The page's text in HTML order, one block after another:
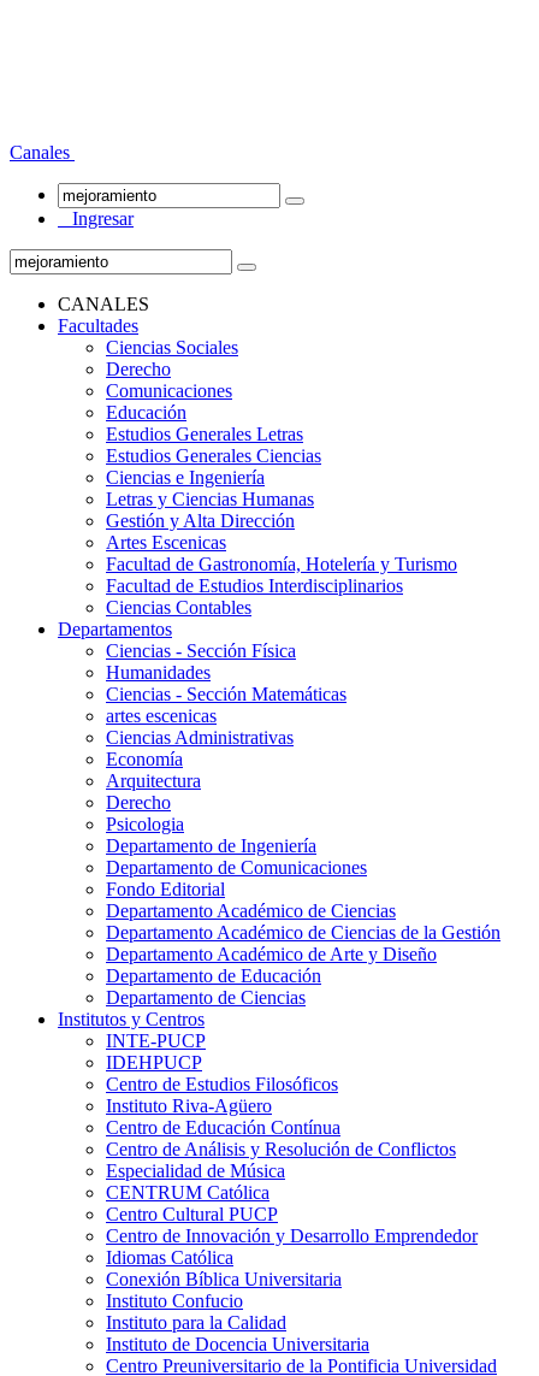
Canales
Ingresar
CANALES
Facultades
Ciencias Sociales
Derecho
Comunicaciones
Educación
Estudios Generales Letras
Estudios Generales Ciencias
Ciencias e Ingeniería
Letras y Ciencias Humanas
Gestión y Alta Dirección
Artes Escenicas
Facultad de Gastronomía, Hotelería y Turismo
Facultad de Estudios Interdisciplinarios
Ciencias Contables
Departamentos
Ciencias - Sección Física
Humanidades
Ciencias - Sección Matemáticas
artes escenicas
Ciencias Administrativas
Economía
Arquitectura
Derecho
Psicologia
Departamento de Ingeniería
Departamento de Comunicaciones
Fondo Editorial
Departamento Académico de Ciencias
Departamento Académico de Ciencias de la Gestión
Departamento Académico de Arte y Diseño
Departamento de Educación
Departamento de Ciencias
Institutos y Centros
INTE-PUCP
IDEHPUCP
Centro de Estudios Filosóficos
Instituto Riva-Agüero
Centro de Educación Contínua
Centro de Análisis y Resolución de Conflictos
Especialidad de Música
CENTRUM Católica
Centro Cultural PUCP
Centro de Innovación y Desarrollo Emprendedor
Idiomas Católica
Conexión Bíblica Universitaria
Instituto Confucio
Instituto para la Calidad
Instituto de Docencia Universitaria
Centro Preuniversitario de la Pontificia Universidad